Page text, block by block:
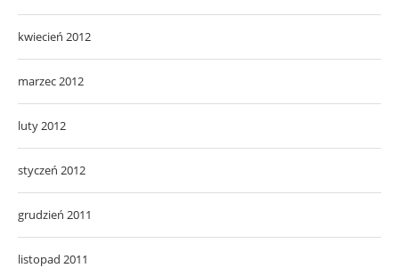
kwiecień 2012
marzec 2012
luty 2012
styczeń 2012
grudzień 2011
listopad 2011